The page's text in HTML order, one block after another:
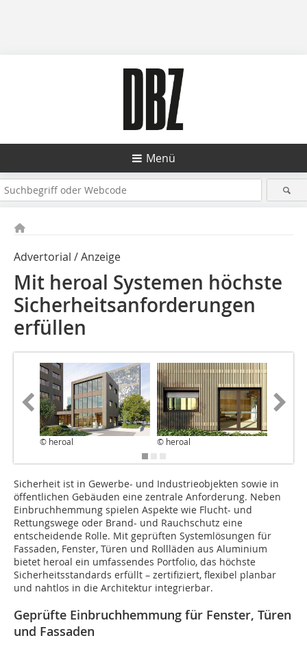
Menü
Advertorial / Anzeige
Mit heroal Systemen höchste
Sicherheitsanforderungen
erfüllen
© heroal © heroal
Sicherheit ist in Gewerbe- und Industrieobjekten sowie in
öffentlichen Gebäuden eine zentrale Anforderung. Neben
Einbruchhemmung spielen Aspekte wie Flucht- und
Rettungswege oder Brand- und Rauchschutz eine
entscheidende Rolle. Mit geprüften Systemlösungen für
Fassaden, Fenster, Türen und Rollläden aus Aluminium
bietet heroal ein umfassendes Portfolio, das höchste
Sicherheitsstandards erfüllt – zertifiziert, flexibel planbar
und nahtlos in die Architektur integrierbar.
Geprüfte Einbruchhemmung für Fenster, Türen
und Fassaden